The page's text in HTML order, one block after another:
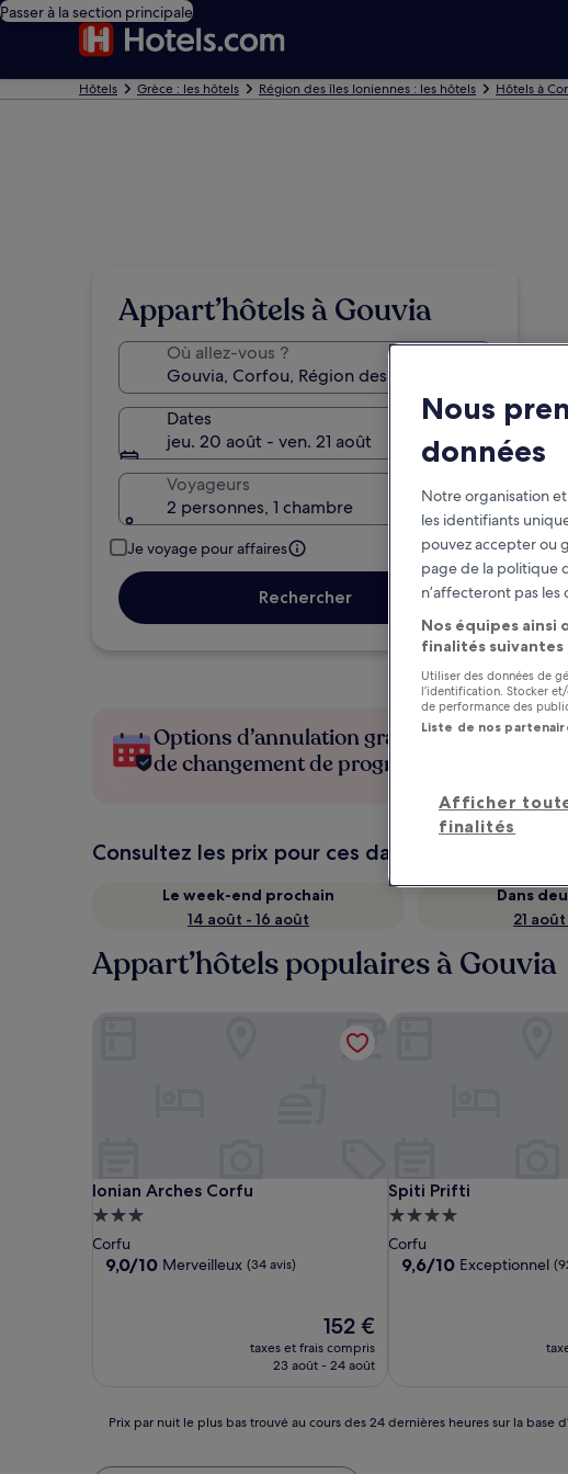
Passer à la section principale
Hôtels Grèce : les hôtels Région des îles Ioniennes : les hôtels Hôtels à
Appart’hôtels à Gouvia
Où allez-vous ?
Dates
jeu. 20 août - ven. 21 août
Voyageurs
2 personnes, 1 chambre
Je voyage pour affaires
Rechercher
Options d’annulation gratuite en cas
de changement de programme
Consultez les prix pour ces dates
Le week-end prochain
14 août - 16 août
Dans
21
Appart’hôtels populaires à Gouvia
Ionian Arches Corfu
Ionian Arches Corfu
Hébergement
3.0 étoiles
Corfu
9.0
9,0/10 Merveilleux (34 avis)
Le
nouveau
prix
152 €
152 €
taxes et frais compris
23 août - 24 août
Spiti Prifti
Spiti Prifti
Hébergement
4.0 étoiles
Corfu
9.6
9,6/10 Exceptionnel
Prix
nuit
Prix par nuit le plus bas trouvé au cours des 24 dernières heures sur la
Nous
données
Notre organisation et
les identifiants
pouvez accepter ou
page de la politique
n’affecteront pas
Nos équipes ainsi
finalités suivantes
Utiliser des données de
l’identification. Stocker
de performance des
Liste de nos
Afficher
finalités